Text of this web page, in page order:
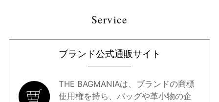
Service
ブランド公式通販サイト
THE BAGMANIAは、ブランドの商標
使用権を持ち、バッグや革小物の企